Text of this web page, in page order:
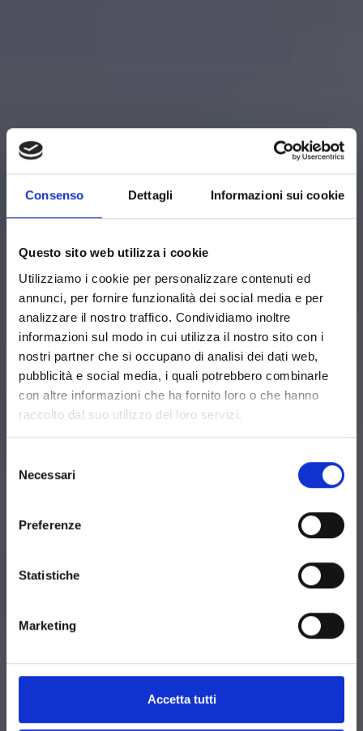
Consenso Dettagli Informazioni sui cookie
Questo sito web utilizza i cookie
Utilizziamo i cookie per personalizzare contenuti ed
annunci, per fornire funzionalità dei social media e per
analizzare il nostro traffico. Condividiamo inoltre
informazioni sul modo in cui utilizza il nostro sito con i
nostri partner che si occupano di analisi dei dati web,
pubblicità e social media, i quali potrebbero combinarle
con altre informazioni che ha fornito loro o che hanno
raccolto dal suo utilizzo dei loro servizi.
delNecessari
Preferenze
Statistiche
Marketing
Accetta tutti
SALE MEETING